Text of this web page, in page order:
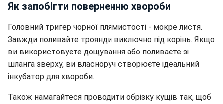
Як запобігти поверненню хвороби
Головний тригер чорної плямистості - мокре листя.
Завжди поливайте троянди виключно під корінь. Якщо
ви використовуєте дощування або поливаєте зі
шланга зверху, ви власноруч створюєте ідеальний
інкубатор для хвороби.
Також намагайтеся проводити обрізку кущів так, щоб